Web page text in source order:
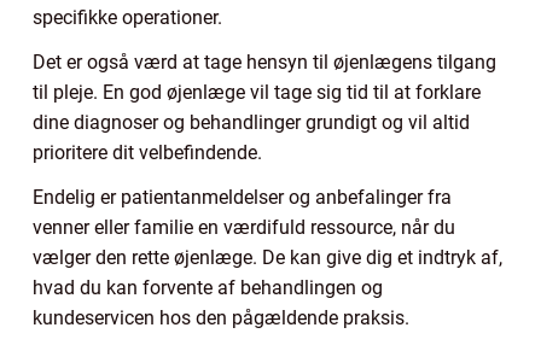
specifikke operationer.
Det er også værd at tage hensyn til øjenlægens tilgang
til pleje. En god øjenlæge vil tage sig tid til at forklare
dine diagnoser og behandlinger grundigt og vil altid
prioritere dit velbefindende.
Endelig er patientanmeldelser og anbefalinger fra
venner eller familie en værdifuld ressource, når du
vælger den rette øjenlæge. De kan give dig et indtryk af,
hvad du kan forvente af behandlingen og
kundeservicen hos den pågældende praksis.